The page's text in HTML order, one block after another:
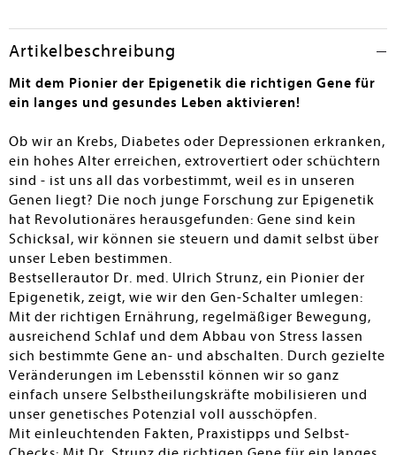
Aufruf zur Eigenverantwortung. Für Fans von Dr. Strunz
ein Muss, für Neueinsteiger ein spannender Einstieg in
eine andere Sicht auf Gesundheit. Für alle Bestände
empfohlen.
Gudrun Schüler
Artikelbeschreibung
Mit dem Pionier der Epigenetik die richtigen Gene für
ein langes und gesundes Leben aktivieren!
Ob wir an Krebs, Diabetes oder Depressionen erkranken,
ein hohes Alter erreichen, extrovertiert oder schüchtern
sind - ist uns all das vorbestimmt, weil es in unseren
Genen liegt? Die noch junge Forschung zur Epigenetik
hat Revolutionäres herausgefunden: Gene sind kein
Schicksal, wir können sie steuern und damit selbst über
unser Leben bestimmen.
Bestsellerautor Dr. med. Ulrich Strunz, ein Pionier der
Epigenetik, zeigt, wie wir den Gen-Schalter umlegen:
Mit der richtigen Ernährung, regelmäßiger Bewegung,
ausreichend Schlaf und dem Abbau von Stress lassen
sich bestimmte Gene an- und abschalten. Durch gezielte
Veränderungen im Lebensstil können wir so ganz
einfach unsere Selbstheilungskräfte mobilisieren und
unser genetisches Potenzial voll ausschöpfen.
Mit einleuchtenden Fakten, Praxistipps und Selbst-